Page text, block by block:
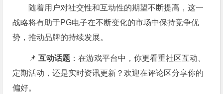
随着用户对社交性和互动性的期望不断提高，这一
战略将有助于PG电子在不断变化的市场中保持竞争优
势，推动品牌的持续发展。
📌互动话题 ：在游戏平台中，你更看重社区互动、
定期活动，还是实时资讯更新？欢迎在评论区分享你的
偏好。